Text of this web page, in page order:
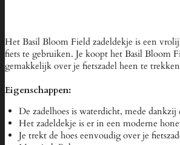
Het Basil Bloom Field zadeldekje is een
fiets te gebruiken. Je koopt het Basil Bloom
gemakkelijk over je fietszadel heen te
Eigenschappen:
De zadelhoes is waterdicht, mede dankzij
Het zadeldekje is er in een moderne
Je trekt de hoes eenvoudig over je